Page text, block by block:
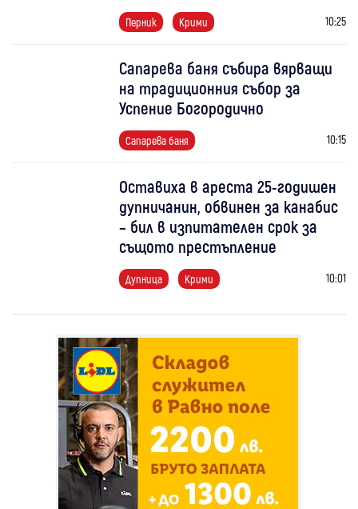
Перник Крими 10:25
Сапарева баня събира вярващи
на традиционния събор за
Успение Богородично
Сапарева баня 10:15
Оставиха в ареста 25-годишен
дупничанин, обвинен за канабис
– бил в изпитателен срок за
същото престъпление
Дупница Крими 10:01